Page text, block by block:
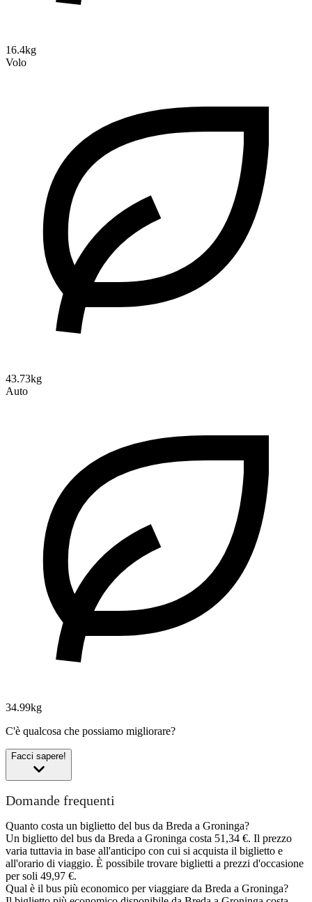
16.4kg
Volo
43.73kg
Auto
34.99kg
C'è qualcosa che possiamo migliorare?
Facci sapere!
Domande frequenti
Quanto costa un biglietto del bus da Breda a Groninga?
Un biglietto del bus da Breda a Groninga costa 51,34 €. Il prezzo
varia tuttavia in base all'anticipo con cui si acquista il biglietto e
all'orario di viaggio. È possibile trovare biglietti a prezzi d'occasione
per soli 49,97 €.
Qual è il bus più economico per viaggiare da Breda a Groninga?